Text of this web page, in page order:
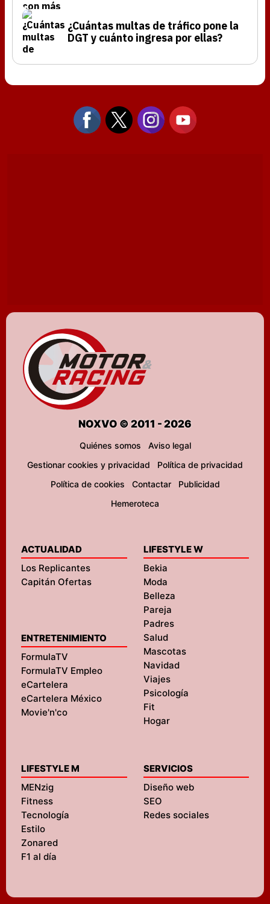
¿Cuántas multas de tráfico pone la
DGT y cuánto ingresa por ellas?
NOXVO © 2011 - 2026
Quiénes somos
Aviso legal
Gestionar cookies y privacidad
Política de privacidad
Política de cookies
Contactar
Publicidad
Hemeroteca
ACTUALIDAD
Los Replicantes
Capitán Ofertas
ENTRETENIMIENTO
FormulaTV
FormulaTV Empleo
eCartelera
eCartelera México
Movie'n'co
LIFESTYLE W
Bekia
Moda
Belleza
Pareja
Padres
Salud
Mascotas
Navidad
Viajes
Psicología
Fit
Hogar
LIFESTYLE M
MENzig
Fitness
Tecnología
Estilo
Zonared
F1 al día
SERVICIOS
Diseño web
SEO
Redes sociales